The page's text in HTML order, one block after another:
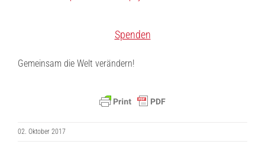
Spenden
Gemeinsam die Welt verändern!
02. Oktober 2017